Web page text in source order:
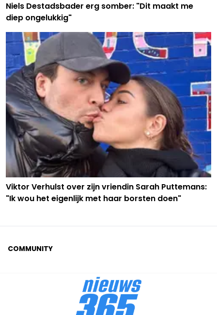
Niels Destadsbader erg somber: "Dit maakt me
diep ongelukkig"
Viktor Verhulst over zijn vriendin Sarah Puttemans:
"Ik wou het eigenlijk met haar borsten doen"
COMMUNITY